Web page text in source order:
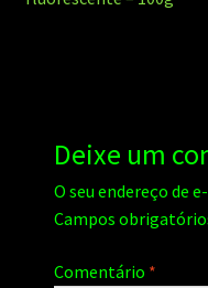
de
Deixe um
O seu endereço de
Campos
Comentário *